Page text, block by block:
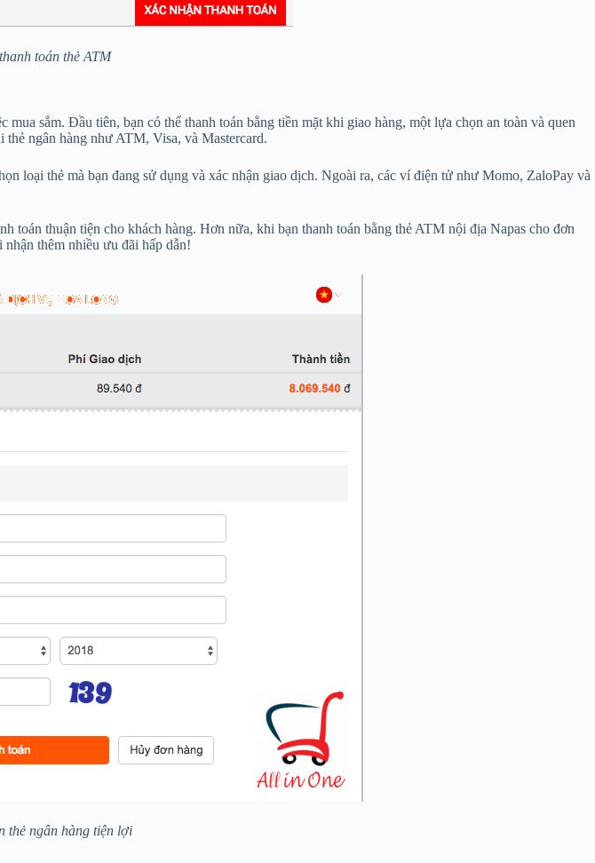
toán thẻ ATM
sắm. Đầu tiên, bạn có thể thanh toán bằng tiền mặt khi giao hàng, một lựa chọn an toàn và quen
ngân hàng như ATM, Visa, và Mastercard.
loại thẻ mà bạn đang sử dụng và xác nhận giao dịch. Ngoài ra, các ví điện tử như Momo, ZaloPay và
thuận tiện cho khách hàng. Hơn nữa, khi bạn thanh toán bằng thẻ ATM nội địa Napas cho đơn
thêm nhiều ưu đãi hấp dẫn!
thẻ ngân hàng tiện lợi